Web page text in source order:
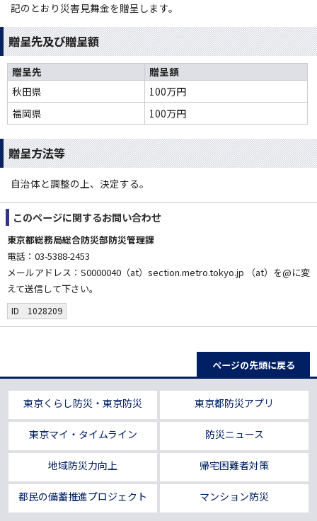
記のとおり災害見舞金を贈呈します。
贈呈先及び贈呈額
贈呈先
贈呈額
秋田県
100万円
福岡県
100万円
贈呈方法等
自治体と調整の上、決定する。
このページに関するお問い合わせ
東京都総務局総合防災部防災管理課
電話：03-5388-2453
メールアドレス：S0000040（at）section.metro.tokyo.jp （at）を@に変
えて送信して下さい。
ID 1028209
ページの先頭に戻る
東京くらし防災・東京防災 東京都防災アプリ
東京マイ・タイムライン 防災ニュース
地域防災力向上 帰宅困難者対策
都民の備蓄推進プロジェクト マンション防災